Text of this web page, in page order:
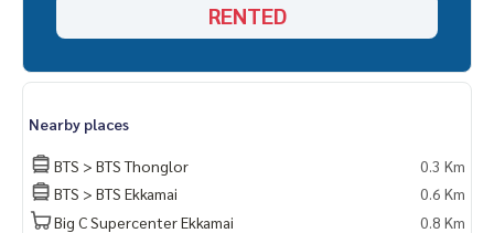
RENTED
Nearby places
BTS > BTS Thonglor
0.3 Km
BTS > BTS Ekkamai
0.6 Km
Big C Supercenter Ekkamai
0.8 Km